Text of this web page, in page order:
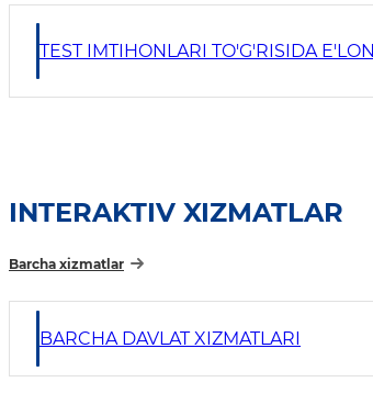
TEST IMTIHONLARI TO'G'RISIDA E'LON
INTERAKTIV XIZMATLAR
Barcha xizmatlar
BARCHA DAVLAT XIZMATLARI